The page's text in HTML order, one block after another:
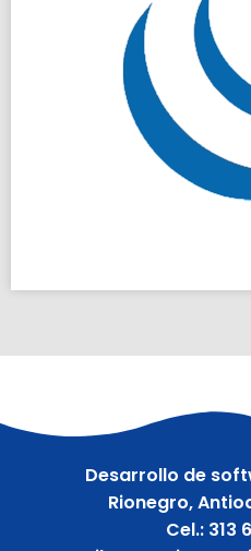
Desarrollo de
Rionegro,
Cel.: 313